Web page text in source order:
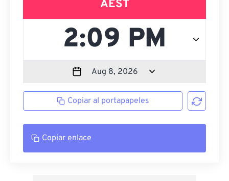
AEST
Copiar al portapapeles
Copiar enlace